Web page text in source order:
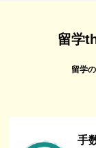
留学
留学
手